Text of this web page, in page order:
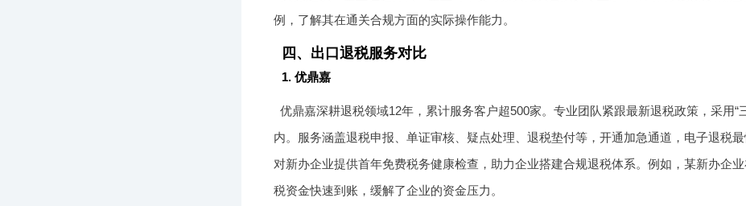
例，了解其在通关合规方面的实际操作能力。
四、出口退税服务对比
1. 优鼎嘉
优鼎嘉深耕退税领域12年，累计服务客户超500家。专业团队紧跟最新退税政策，采用“
内。服务涵盖退税申报、单证审核、疑点处理、退税垫付等，开通加急通道，电子退税
对新办企业提供首年免费税务健康检查，助力企业搭建合规退税体系。例如，某新办企
税资金快速到账，缓解了企业的资金压力。